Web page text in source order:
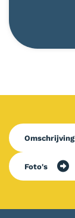
Omschrijving
Foto's